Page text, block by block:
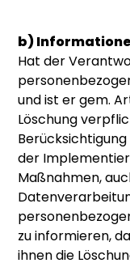
b)
Hat der
und ist er gem.
Löschung
der
Maßnahmen,
zu informieren,
ihnen die